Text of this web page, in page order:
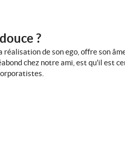
?
réalisation de son ego, offre son
chez notre ami, est qu'il est